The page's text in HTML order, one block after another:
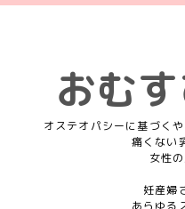
おむ
オステオパシーに基づく
痛くない
女性
妊産婦
あらゆる